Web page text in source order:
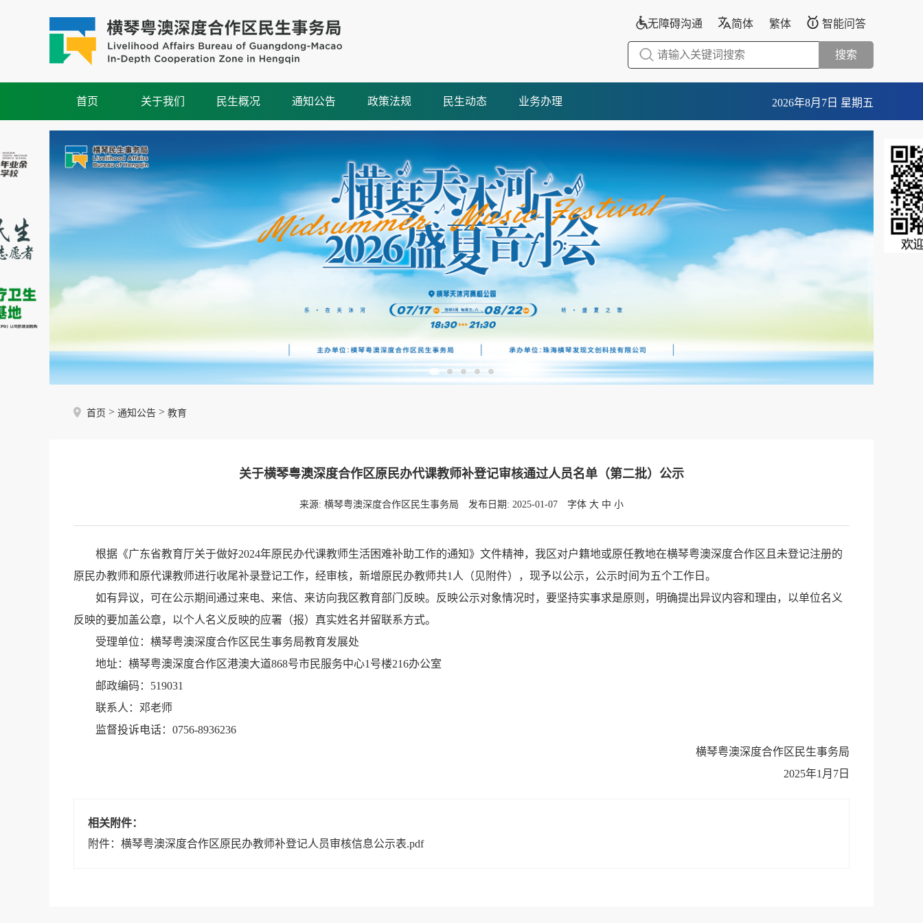
无障碍沟通 简体 繁体 智能问答
搜索
首页 关于我们 民生概况 通知公告 政策法规 民生动态 业务办理 2026年8月7日 星期五
首页 > 通知公告 > 教育
关于横琴粤澳深度合作区原民办代课教师补登记审核通过人员名单（第二批）公示
来源: 横琴粤澳深度合作区民生事务局 发布日期: 2025-01-07 字体 大 中 小
根据《广东省教育厅关于做好2024年原民办代课教师生活困难补助工作的通知》文件精神，我区对户籍地或原任教地在横琴粤澳深度合作区且未登记注册的
原民办教师和原代课教师进行收尾补录登记工作，经审核，新增原民办教师共1人（见附件），现予以公示，公示时间为五个工作日。
如有异议，可在公示期间通过来电、来信、来访向我区教育部门反映。反映公示对象情况时，要坚持实事求是原则，明确提出异议内容和理由，以单位名义
反映的要加盖公章，以个人名义反映的应署（报）真实姓名并留联系方式。
受理单位：横琴粤澳深度合作区民生事务局教育发展处
地址：横琴粤澳深度合作区港澳大道868号市民服务中心1号楼216办公室
邮政编码：519031
联系人：邓老师
监督投诉电话：0756-8936236
横琴粤澳深度合作区民生事务局
2025年1月7日
相关附件：
附件：横琴粤澳深度合作区原民办教师补登记人员审核信息公示表.pdf